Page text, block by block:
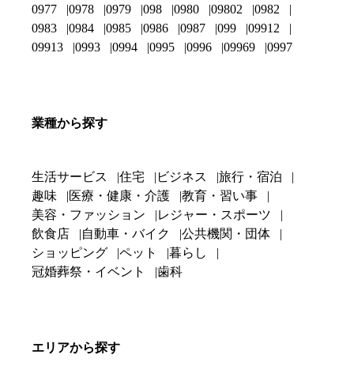
0977
0978 0979 098 0980 09802
0982
0983
0984 0985 0986 0987 099
09912
09913
0993 0994 0995 0996 09969 0997
業種から探す
生活サービス 住宅 ビジネス
旅行・宿泊
趣味
医療・健康・介護
教育・習い事
美容・ファッション
レジャー・スポーツ
飲食店
自動車・バイク
公共機関・団体
ショッピング
ペット
暮らし
冠婚葬祭・イベント
歯科
エリアから探す